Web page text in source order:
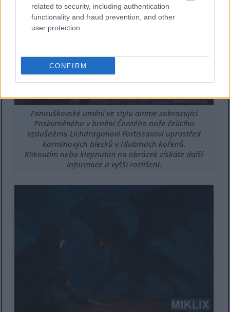
related to security, including authentication
functionality and fraud prevention, and other
user protection.
CONFIRM
Fanouškovské umění ve stylu anime zobrazující
Poskvrněného v brnění Černého nože čelícího
vzdušnému Lichdragonovi Fortissaxovi uprostřed
karmínových blesků v Hlubinách kořenů.
Kliknutím nebo klepnutím na obrázek získáte další
informace a vyšší rozlišení.